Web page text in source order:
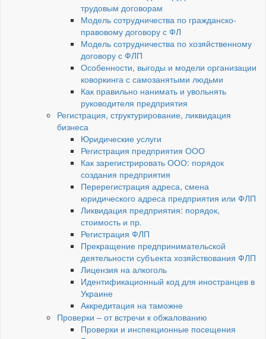
трудовым договорам
Модель сотрудничества по гражданско-
правовому договору с ФЛ
Модель сотрудничества по хозяйственному
договору с ФЛП
Особенности, выгоды и модели организации
коворкинга с самозанятыми людьми
Как правильно нанимать и увольнять
руководителя предприятия
Регистрация, структурирование, ликвидация
бизнеса
Юридические услуги
Регистрация предприятия ООО
Как зарегистрировать ООО: порядок
создания предприятия
Перерегистрация адреса, смена
юридического адреса предприятия или ФЛП
Ликвидация предприятия: порядок,
стоимость и пр.
Регистрация ФЛП
Прекращение предпринимательской
деятельности субъекта хозяйствования ФЛП
Лицензия на алкоголь
Идентификационный код для иностранцев в
Украине
Аккредитация на таможне
Проверки – от встречи к обжалованию
Проверки и инспекционные посещения